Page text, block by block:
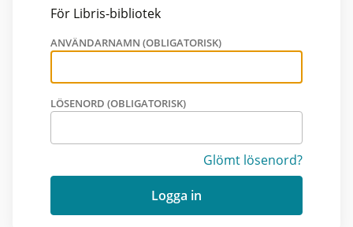
För Libris-bibliotek
ANVÄNDARNAMN (OBLIGATORISK)
LÖSENORD (OBLIGATORISK)
Glömt lösenord?
Logga in